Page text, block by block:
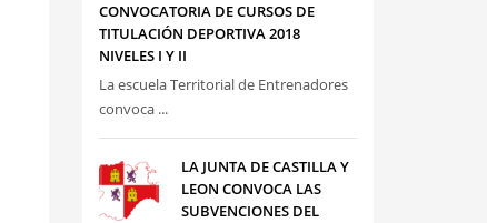
CONVOCATORIA DE CURSOS DE
TITULACIÓN DEPORTIVA 2018
NIVELES I Y II
La escuela Territorial de Entrenadores
convoca ...
LA JUNTA DE CASTILLA Y
LEON CONVOCA LAS
SUBVENCIONES DEL